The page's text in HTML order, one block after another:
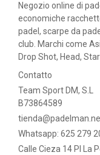
Negozio online di
economiche
padel, scarpe da
club. Marchi come
Drop Shot, Head,
Contatto
Team Sport DM, S.L
B73864589
Whatsapp: 625 279
Calle Cieza 14 PI La